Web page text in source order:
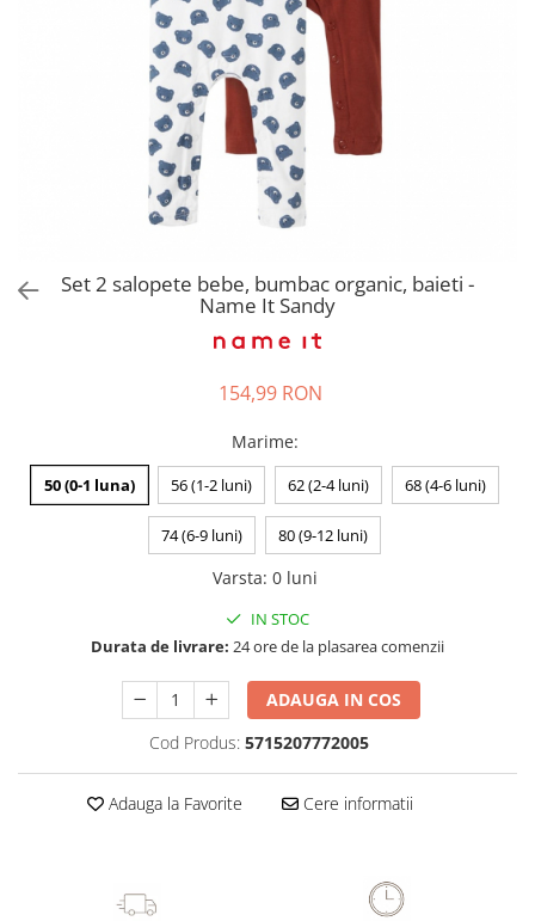
Pantaloni scurți pentru gravide
Sutiene / Bustiere / Maiouri
Set 2 salopete bebe, bumbac organic, baieti -
Name It Sandy
154,99 RON
Marime:
50 (0-1 luna) 56 (1-2 luni) 62 (2-4 luni) 68 (4-6 luni)
74 (6-9 luni) 80 (9-12 luni)
Varsta: 0 luni
IN STOC
Durata de livrare: 24 ore de la plasarea comenzii
ADAUGA IN COS
Cod Produs: 5715207772005
Adauga la Favorite Cere informatii